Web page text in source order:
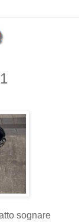
sognare